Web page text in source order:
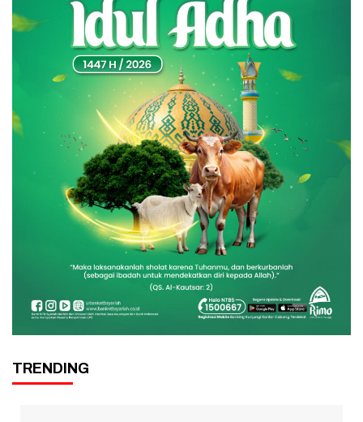
TRENDING